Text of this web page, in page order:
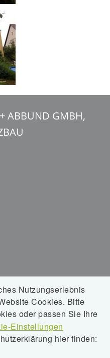
ABBUND GMBH,
Nutzungserlebnis
Cookies. Bitte
oder passen Sie Ihre
Einstellungen
hier finden: